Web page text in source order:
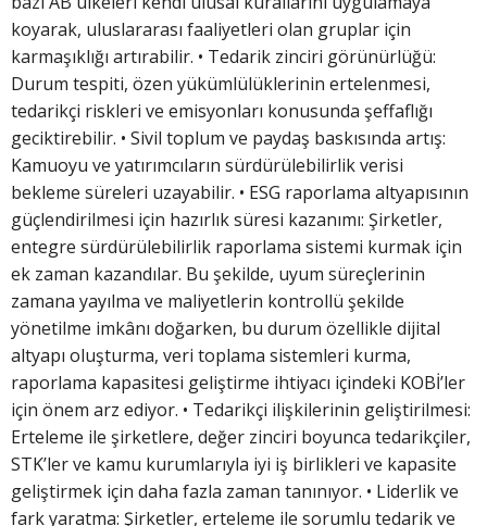
koyarak, uluslararası faaliyetleri olan gruplar için
karmaşıklığı artırabilir. • Tedarik zinciri görünürlüğü:
Durum tespiti, özen yükümlülüklerinin ertelenmesi,
tedarikçi riskleri ve emisyonları konusunda şeffaflığı
geciktirebilir. • Sivil toplum ve paydaş baskısında artış:
Kamuoyu ve yatırımcıların sürdürülebilirlik verisi
bekleme süreleri uzayabilir. • ESG raporlama altyapısının
güçlendirilmesi için hazırlık süresi kazanımı: Şirketler,
entegre sürdürülebilirlik raporlama sistemi kurmak için
ek zaman kazandılar. Bu şekilde, uyum süreçlerinin
zamana yayılma ve maliyetlerin kontrollü şekilde
yönetilme imkânı doğarken, bu durum özellikle dijital
altyapı oluşturma, veri toplama sistemleri kurma,
raporlama kapasitesi geliştirme ihtiyacı içindeki KOBİ’ler
için önem arz ediyor. • Tedarikçi ilişkilerinin geliştirilmesi:
Erteleme ile şirketlere, değer zinciri boyunca tedarikçiler,
STK’ler ve kamu kurumlarıyla iyi iş birlikleri ve kapasite
geliştirmek için daha fazla zaman tanınıyor. • Liderlik ve
fark yaratma: Şirketler, erteleme ile sorumlu tedarik ve